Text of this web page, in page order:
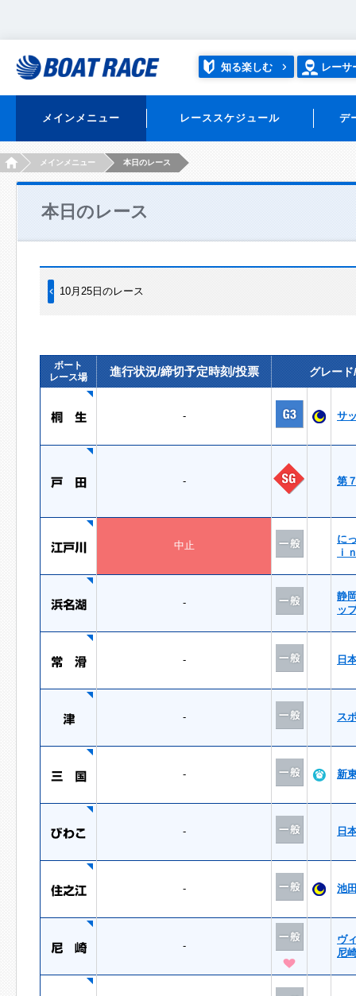
知る楽しむ レーサ
メインメニュー レーススケジュール デ
HOMEメインメニュー 本日のレース
本日のレース
10月25日のレース
ボート
レース場
進行状況/締切予定時刻/投票 グレー
- サ
- 第
中止
に
ｉ
-
静
ッ
- 日
- ス
- 新
- 日
- 池
-
ヴ
尼